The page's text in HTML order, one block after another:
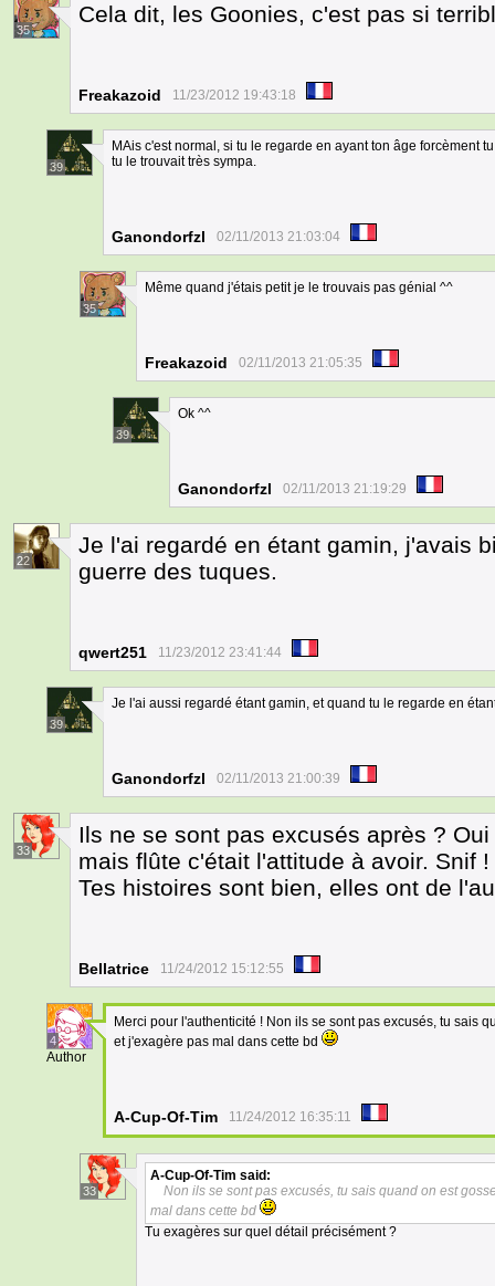
35
Cela dit, les Goonies, c'est pas si
Freakazoid 11/23/2012 19:43:18
39
MAis c'est normal, si tu le regarde en ayant ton âge forcèment
tu le trouvait très sympa.
Ganondorfzl 02/11/2013 21:03:04
35
Même quand j'étais petit je le trouvais pas génial ^^
Freakazoid 02/11/2013 21:05:35
39
Ok ^^
Ganondorfzl 02/11/2013 21:19:29
22
Je l'ai regardé en étant gamin, j'avais
guerre des tuques.
qwert251 11/23/2012 23:41:44
39
Je l'ai aussi regardé étant gamin, et quand tu le regarde en
Ganondorfzl 02/11/2013 21:00:39
33
Ils ne se sont pas excusés après ?
mais flûte c'était l'attitude à avoir. Snif !
Tes histoires sont bien, elles ont de
Bellatrice 11/24/2012 15:12:55
4
Author
Merci pour l'authenticité ! Non ils se sont pas excusés, tu sais
et j'exagère pas mal dans cette bd
A-Cup-Of-Tim 11/24/2012 16:35:11
33
A-Cup-Of-Tim said:
Non ils se sont pas excusés, tu sais quand on est
mal dans cette bd
Tu exagères sur quel détail précisément ?